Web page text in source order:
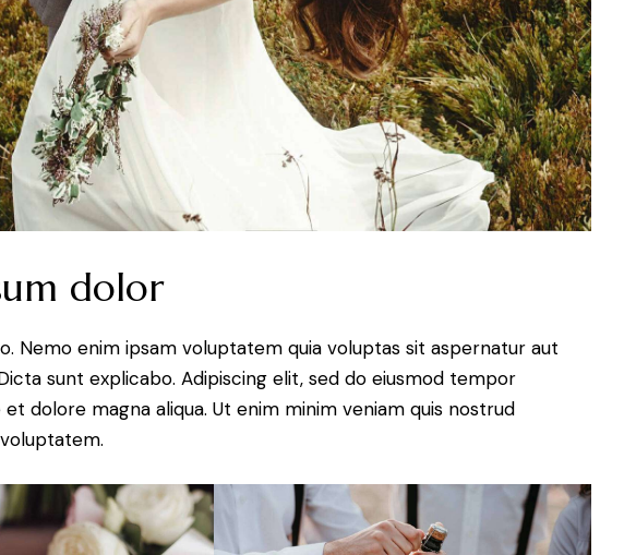
dolor
Nemo enim ipsam voluptatem quia voluptas sit aspernatur aut
sunt explicabo. Adipiscing elit, sed do eiusmod tempor
dolore magna aliqua. Ut enim minim veniam quis nostrud